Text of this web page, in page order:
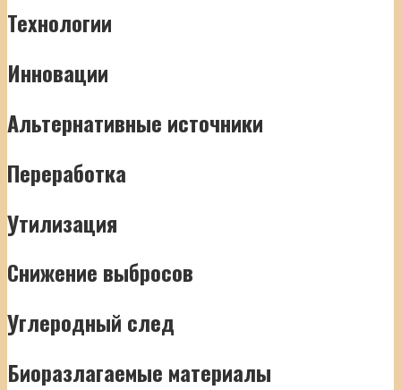
Технологии
Инновации
Альтернативные источники
Переработка
Утилизация
Снижение выбросов
Углеродный след
Биоразлагаемые материалы